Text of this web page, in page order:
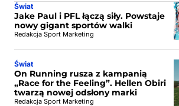
Świat
Jake Paul i PFL łączą siły. Powstaje
nowy gigant sportów walki
Redakcja Sport Marketing
Świat
On Running rusza z kampanią
„Race for the Feeling”. Hellen Obiri
twarzą nowej odsłony marki
Redakcja Sport Marketing